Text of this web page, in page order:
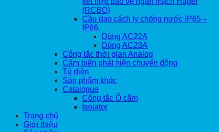
(RCBO)
Cầu dao cách ly chống nước IP65 –
IP66
Dòng AC22A
Dòng AC23A
Công tắc thời gian Analog
Cảm biến phát hiện chuyển động
Tủ điện
Sản phẩm khác
Catalogue
Công tắc Ổ cắm
Isolator
Trang chủ
Giới thiệu